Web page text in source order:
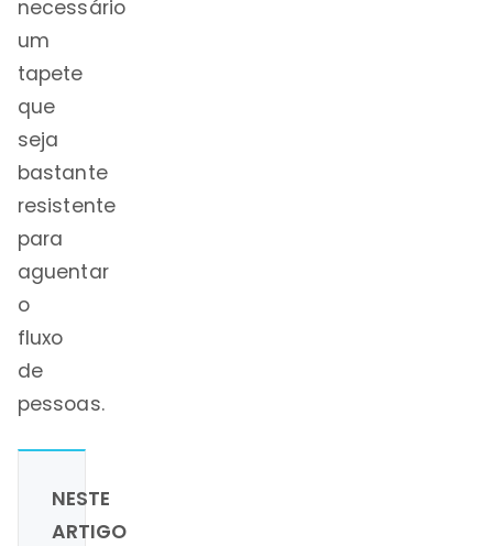
necessário
um
tapete
que
seja
bastante
resistente
para
aguentar
o
fluxo
de
pessoas.
NESTE
ARTIGO